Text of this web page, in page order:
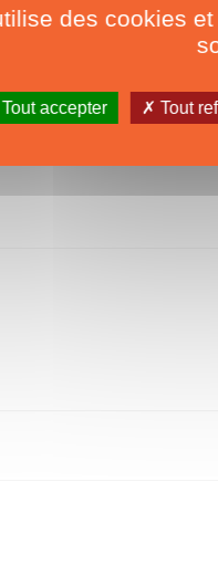
des cookies
Tout accepter Tout